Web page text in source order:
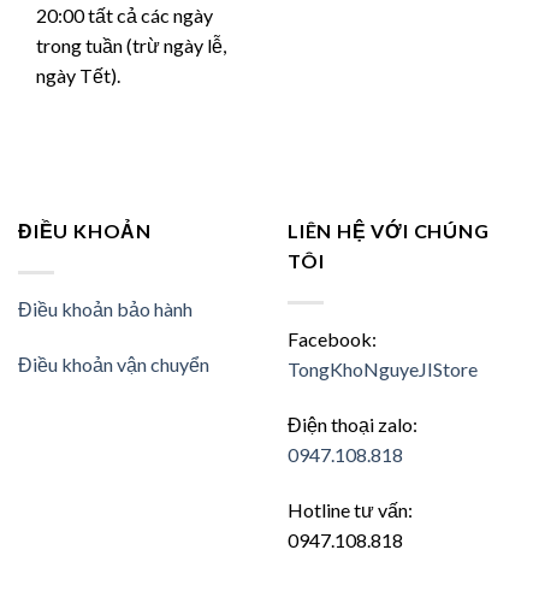
20:00 tất cả các ngày
trong tuần (trừ ngày lễ,
ngày Tết).
ĐIỀU KHOẢN
Điều khoản bảo hành
Điều khoản vận chuyển
LIÊN HỆ VỚI CHÚNG
TÔI
Facebook:
TongKhoNguyeJIStore
Điện thoại zalo:
0947.108.818
Hotline tư vấn:
0947.108.818